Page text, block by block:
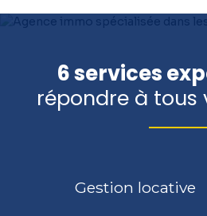
6 services
répondre à tous
Gestion locative